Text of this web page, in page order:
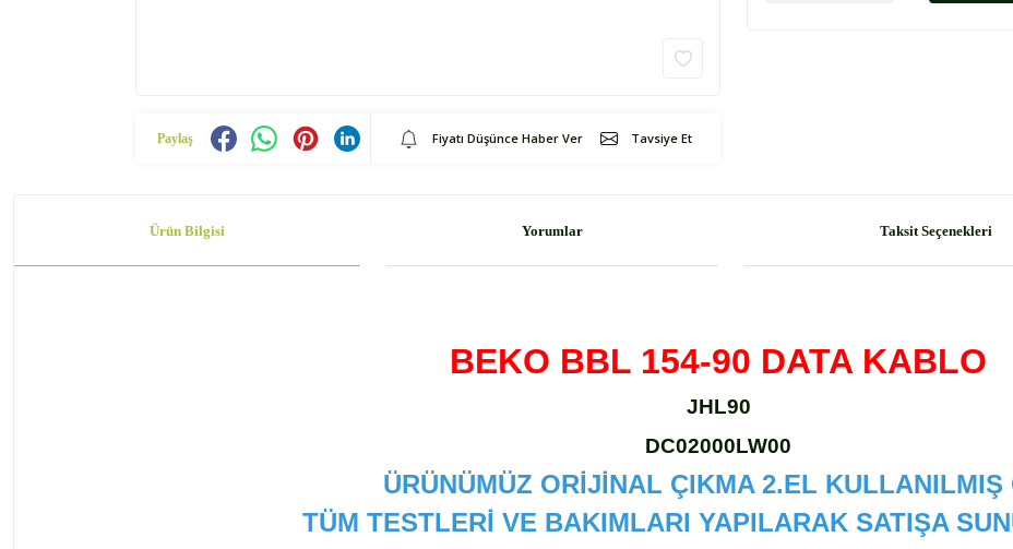
Paylaş Fiyatı Düşünce Haber Ver Tavsiye Et
Ürün Bilgisi Yorumlar Taksit Seçenekleri
BEKO BBL 154-90 DATA KABLO
JHL90
DC02000LW00
ÜRÜNÜMÜZ ORİJİNAL ÇIKMA 2.EL KULLANILMIŞ
TÜM TESTLERİ VE BAKIMLARI YAPILARAK SATIŞA